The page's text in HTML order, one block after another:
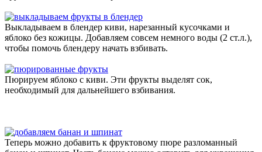
Выкладываем в блендер киви, нарезанный кусочками и
яблоко без кожицы. Добавляем совсем немного воды (2 ст.л.),
чтобы помочь блендеру начать взбивать.
Пюрируем яблоко с киви. Эти фрукты выделят сок,
необходимый для дальнейшего взбивания.
Теперь можно добавить к фруктовому пюре разломанный